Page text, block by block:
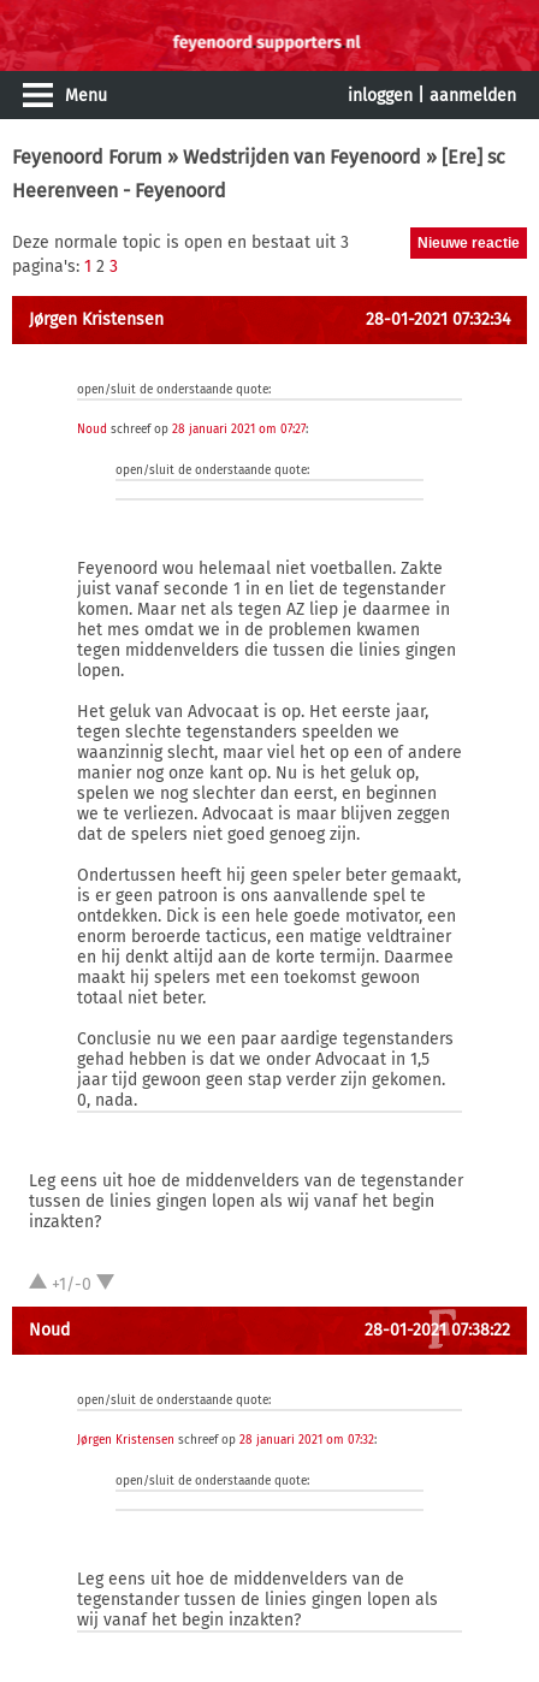
Menu inloggen aanmelden
Feyenoord Forum » Wedstrijden van Feyenoord » [Ere] sc
Heerenveen - Feyenoord
Deze normale topic is open en bestaat uit 3
pagina's: 1 2 3
Jørgen Kristensen 28-01-2021 07:32:34
open/sluit de onderstaande quote:
Noud schreef op 28 januari 2021 om 07:27:
open/sluit de onderstaande quote:
Feyenoord wou helemaal niet voetballen. Zakte
juist vanaf seconde 1 in en liet de tegenstander
komen. Maar net als tegen AZ liep je daarmee in
het mes omdat we in de problemen kwamen
tegen middenvelders die tussen die linies gingen
lopen.
Het geluk van Advocaat is op. Het eerste jaar,
tegen slechte tegenstanders speelden we
waanzinnig slecht, maar viel het op een of andere
manier nog onze kant op. Nu is het geluk op,
spelen we nog slechter dan eerst, en beginnen
we te verliezen. Advocaat is maar blijven zeggen
dat de spelers niet goed genoeg zijn.
Ondertussen heeft hij geen speler beter gemaakt,
is er geen patroon is ons aanvallende spel te
ontdekken. Dick is een hele goede motivator, een
enorm beroerde tacticus, een matige veldtrainer
en hij denkt altijd aan de korte termijn. Daarmee
maakt hij spelers met een toekomst gewoon
totaal niet beter.
Conclusie nu we een paar aardige tegenstanders
gehad hebben is dat we onder Advocaat in 1,5
jaar tijd gewoon geen stap verder zijn gekomen.
0, nada.
Leg eens uit hoe de middenvelders van de tegenstander
tussen de linies gingen lopen als wij vanaf het begin
inzakten?
+1/-0
Noud 28-01-2021 07:38:22
open/sluit de onderstaande quote:
Jørgen Kristensen schreef op 28 januari 2021 om 07:32:
open/sluit de onderstaande quote:
Leg eens uit hoe de middenvelders van de
tegenstander tussen de linies gingen lopen als
wij vanaf het begin inzakten?